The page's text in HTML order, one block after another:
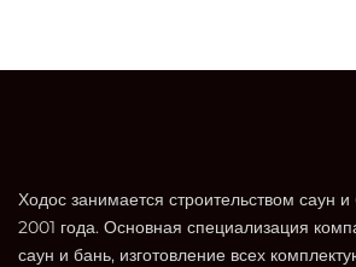
Ходос занимается строительством саун
2001 года. Основная специализация
саун и бань, изготовление всех